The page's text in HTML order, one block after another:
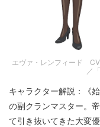
エヴァ・レンフィード
／
キャラクター解説：《
の副クランマスター。
て引き抜いてきた大変